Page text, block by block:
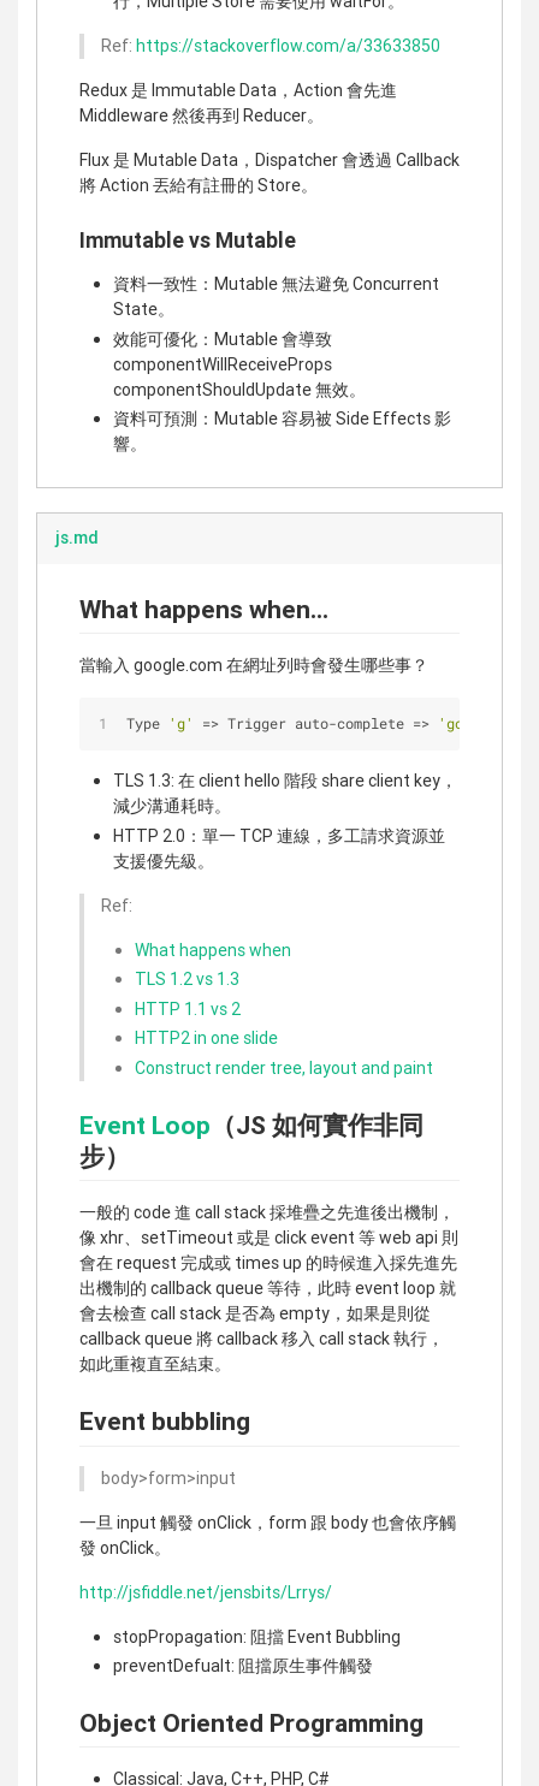
Ref: https://stackoverflow.com/a/33633850
Redux 是 Immutable Data，Action 會先進
Middleware 然後再到 Reducer。
Flux 是 Mutable Data，Dispatcher 會透過 Callback
將 Action 丟給有註冊的 Store。
Immutable vs Mutable
資料一致性：Mutable 無法避免 Concurrent
State。
效能可優化：Mutable 會導致
componentWillReceiveProps
componentShouldUpdate 無效。
資料可預測：Mutable 容易被 Side Effects 影
響。
js.md
What happens when...
當輸入 google.com 在網址列時會發生哪些事？
Type 'g' => Trigger auto-complete => 'google.com'
TLS 1.3: 在 client hello 階段 share client key，
減少溝通耗時。
HTTP 2.0：單一 TCP 連線，多工請求資源並
支援優先級。
Ref:
What happens when
TLS 1.2 vs 1.3
HTTP 1.1 vs 2
HTTP2 in one slide
Construct render tree, layout and paint
Event Loop （JS 如何實作非同
步）
一般的 code 進 call stack 採堆疊之先進後出機制，
像 xhr、setTimeout 或是 click event 等 web api 則
會在 request 完成或 times up 的時候進入採先進先
出機制的 callback queue 等待，此時 event loop 就
會去檢查 call stack 是否為 empty，如果是則從
callback queue 將 callback 移入 call stack 執行，
如此重複直至結束。
Event bubbling
body>form>input
一旦 input 觸發 onClick，form 跟 body 也會依序觸
發 onClick。
http://jsfiddle.net/jensbits/Lrrys/
stopPropagation: 阻擋 Event Bubbling
preventDefualt: 阻擋原生事件觸發
Object Oriented Programming
Classical: Java, C++, PHP, C#